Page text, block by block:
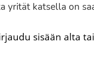
yrität katsella on
sisään alta tai